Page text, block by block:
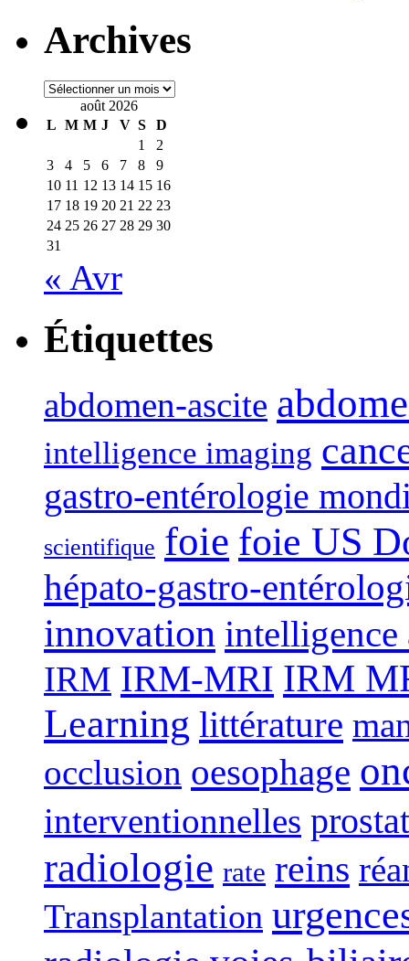
Archives
Archives
août 2026
L M M J V S
D
1
2
3
4 5 6 7 8
9
10 11 12 13 14 15 16
17 18 19 20 21 22 23
24 25 26 27 28 29 30
31
« Avr
Étiquettes
abdomen-ascite
intelligence imaging
gastro-entérologie
scientifique foie foie US
hépato-gastro-
innovation
IRM IRM-MRI IRM
Learning littérature
occlusion oesophage
interventionnelles
radiologie rate reins
Transplantation